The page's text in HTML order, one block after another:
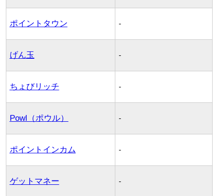
ポイントタウン -
げん玉 -
ちょびリッチ -
Powl（ポウル） -
ポイントインカム -
ゲットマネー -